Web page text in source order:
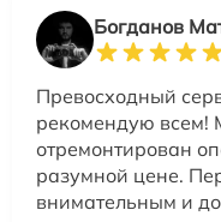
Богданов
Превосходный
рекомендую всем!
отремонтирован
разумной цене.
внимательным и